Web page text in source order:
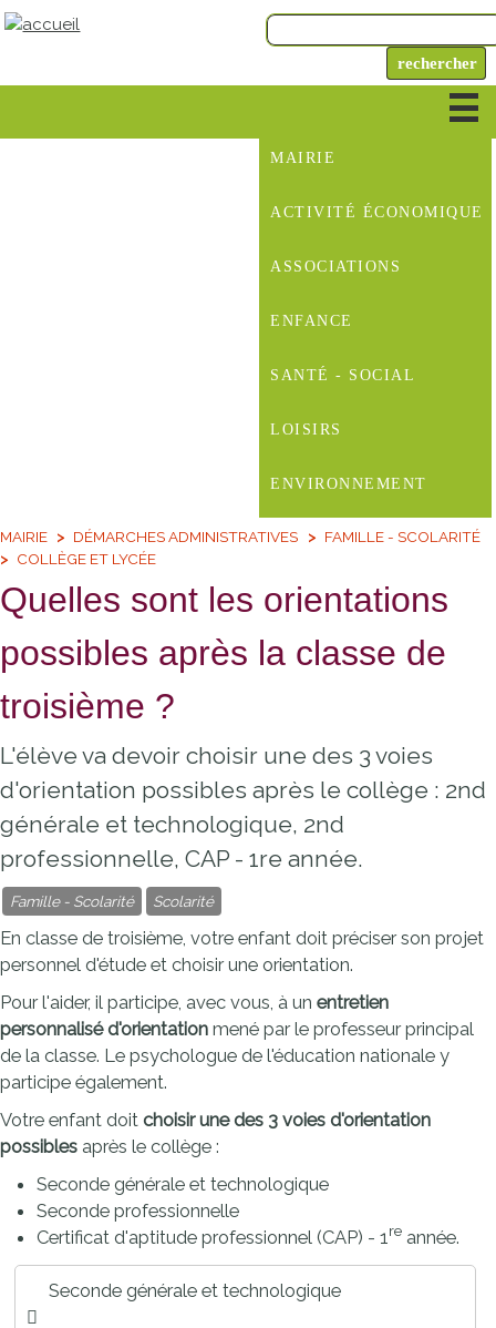
MAIRIE
ACTIVITÉ ÉCONOMIQUE
ASSOCIATIONS
ENFANCE
SANTÉ - SOCIAL
LOISIRS
ENVIRONNEMENT
MAIRIE DÉMARCHES ADMINISTRATIVES
FAMILLE - SCOLARITÉ
COLLÈGE ET LYCÉE
Quelles sont les orientations
possibles après la classe de
troisième ?
L'élève va devoir choisir une des 3 voies
d'orientation possibles après le collège : 2nd
générale et technologique, 2nd
professionnelle, CAP - 1re année.
Famille - Scolarité Scolarité
En classe de troisième, votre enfant doit préciser son projet
personnel d'étude et choisir une orientation.
Pour l'aider, il participe, avec vous, à un entretien
personnalisé d'orientation mené par le professeur principal
de la classe. Le psychologue de l'éducation nationale y
participe également.
Votre enfant doit choisirune des 3 voies d'orientation
possibles après le collège :
Seconde générale et technologique
Seconde professionnelle
Certificat d'aptitude professionnel (CAP) - 1re année.
Seconde générale et technologique